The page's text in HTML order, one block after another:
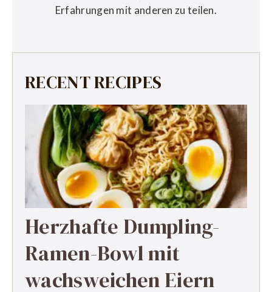
Erfahrungen mit anderen zu teilen.
RECENT RECIPES
Herzhafte Dumpling-
Ramen-Bowl mit
wachsweichen Eiern